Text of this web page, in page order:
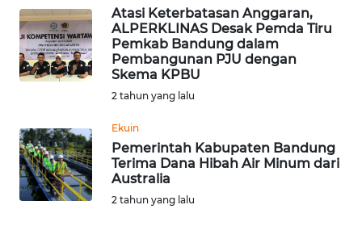
Atasi Keterbatasan Anggaran,
ALPERKLINAS Desak Pemda Tiru
Pemkab Bandung dalam
Pembangunan PJU dengan
Skema KPBU
2 tahun yang lalu
Ekuin
Pemerintah Kabupaten Bandung
Terima Dana Hibah Air Minum dari
Australia
2 tahun yang lalu
WN
NTB
WN
SULTENG
WN
SULBAR
WN
BABEL